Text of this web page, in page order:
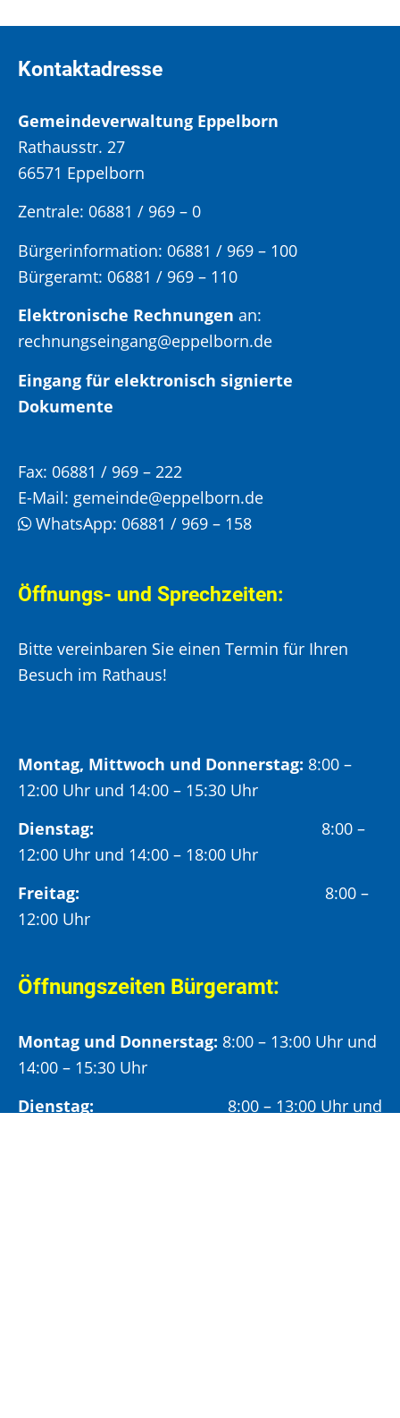
Kontaktadresse
Gemeindeverwaltung Eppelborn
Rathausstr. 27
66571 Eppelborn
Zentrale: 06881 / 969 – 0
Bürgerinformation: 06881 / 969 – 100
Bürgeramt: 06881 / 969 – 110
Elektronische Rechnungen an:
rechnungseingang@eppelborn.de
Eingang für elektronisch signierte
Dokumente
Fax: 06881 / 969 – 222
E-Mail: gemeinde@eppelborn.de
WhatsApp: 06881 / 969 – 158
Öffnungs- und Sprechzeiten:
Bitte vereinbaren Sie einen Termin für Ihren
Besuch im Rathaus!
Montag, Mittwoch und Donnerstag: 8:00 –
12:00 Uhr und 14:00 – 15:30 Uhr
Dienstag: 8:00 –
12:00 Uhr und 14:00 – 18:00 Uhr
Freitag:
8:00 –
12:00 Uhr
Öffnungszeiten Bürgeramt:
Montag und Donnerstag: 8:00 – 13:00 Uhr und
14:00 – 15:30 Uhr
Dienstag: 8:00 – 13:00 Uhr und